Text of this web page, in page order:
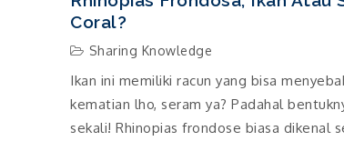
Coral?
Sharing Knowledge
Ikan ini memiliki racun yang bisa
kematian lho, seram ya? Padahal
sekali! Rhinopias frondose biasa dikenal